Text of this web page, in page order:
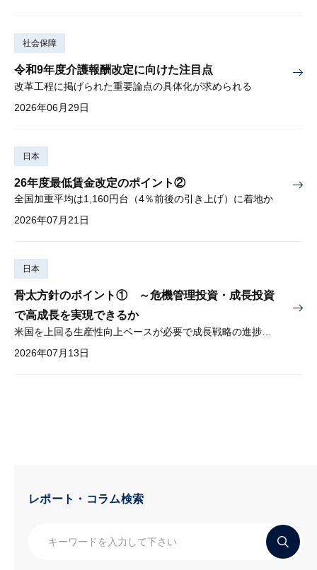
社会保障
令和9年度介護報酬改定に向けた注目点
改革工程に掲げられた重要論点の具体化が求められる
2026年06月29日
日本
26年度最低賃金改定のポイント②
全国加重平均は1,160円台（4％前後の引き上げ）に着地か
2026年07月21日
日本
骨太方針のポイント① ～危機管理投資・成長投資
で高成長を実現できるか
2026年07月13日
レポート・コラム検索